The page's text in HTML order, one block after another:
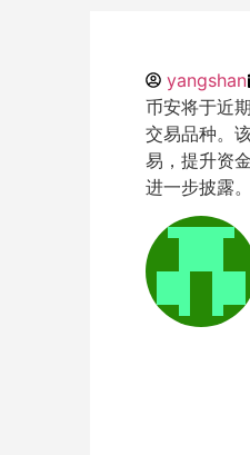
yangshan
币安将于近
交易品种。
易，提升资
进一步披露。